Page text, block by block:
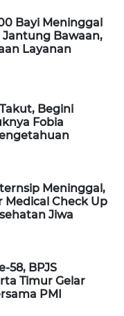
Bayi Meninggal
Bawaan,
Layanan
Begini
Fobia
Meninggal,
Medical Check Up
Jiwa
58, BPJS
Timur Gelar
PMI